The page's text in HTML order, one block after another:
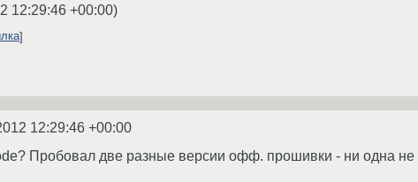
12:29:46 +00:00)
12:29:46 +00:00
Пробовал две разные версии офф. прошивки - ни одна не